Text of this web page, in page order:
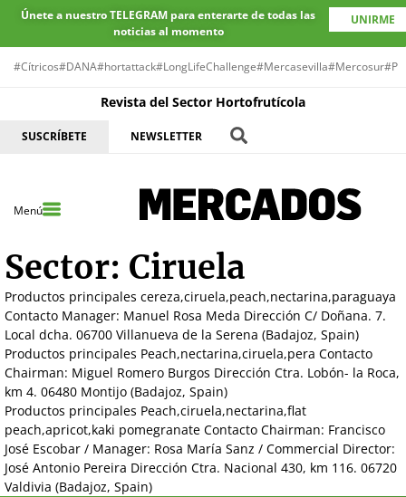
Únete a nuestro TELEGRAM para enterarte de todas las
noticias al momento
UNIRME
#Cítricos#DANA#hortattack#LongLifeChallenge#Mercasevilla#Mercosur
Revista del Sector Hortofrutícola
SUSCRÍBETE NEWSLETTER
Menú
Sector: Ciruela
Productos principales cereza,ciruela,peach,nectarina,paraguaya
Contacto Manager: Manuel Rosa Meda Dirección C/ Doñana. 7.
Local dcha. 06700 Villanueva de la Serena (Badajoz, Spain)
Productos principales Peach,nectarina,ciruela,pera Contacto
Chairman: Miguel Romero Burgos Dirección Ctra. Lobón- la Roca,
km 4. 06480 Montijo (Badajoz, Spain)
Productos principales Peach,ciruela,nectarina,flat
peach,apricot,kaki pomegranate Contacto Chairman: Francisco
José Escobar / Manager: Rosa María Sanz / Commercial Director:
José Antonio Pereira Dirección Ctra. Nacional 430, km 116. 06720
Valdivia (Badajoz, Spain)